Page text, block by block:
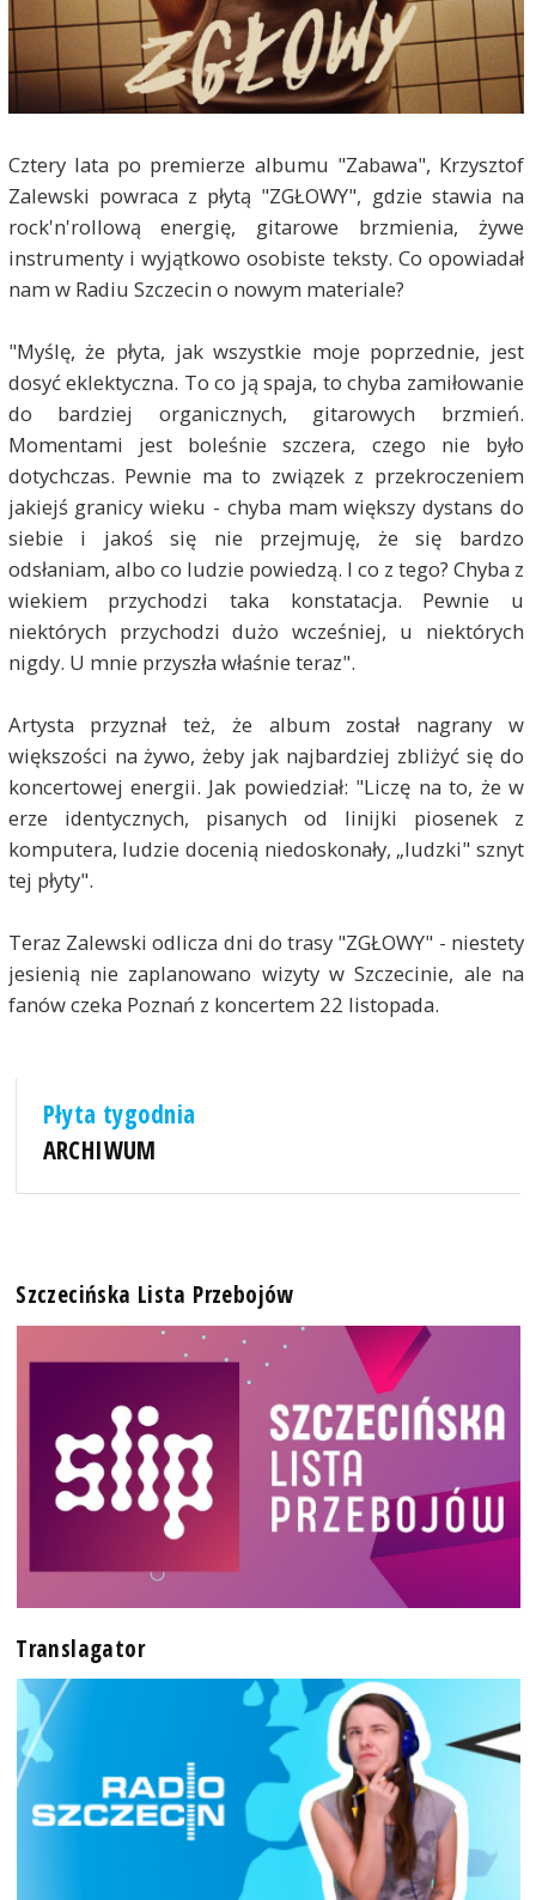
Cztery lata po premierze albumu "Zabawa", Krzysztof
Zalewski powraca z płytą "ZGŁOWY", gdzie stawia na
rock'n'rollową energię, gitarowe brzmienia, żywe
instrumenty i wyjątkowo osobiste teksty. Co opowiadał
nam w Radiu Szczecin o nowym materiale?
"Myślę, że płyta, jak wszystkie moje poprzednie, jest
dosyć eklektyczna. To co ją spaja, to chyba zamiłowanie
do bardziej organicznych, gitarowych brzmień.
Momentami jest boleśnie szczera, czego nie było
dotychczas. Pewnie ma to związek z przekroczeniem
jakiejś granicy wieku - chyba mam większy dystans do
siebie i jakoś się nie przejmuję, że się bardzo
odsłaniam, albo co ludzie powiedzą. I co z tego? Chyba z
wiekiem przychodzi taka konstatacja. Pewnie u
niektórych przychodzi dużo wcześniej, u niektórych
nigdy. U mnie przyszła właśnie teraz".
Artysta przyznał też, że album został nagrany w
większości na żywo, żeby jak najbardziej zbliżyć się do
koncertowej energii. Jak powiedział: "Liczę na to, że w
erze identycznych, pisanych od linijki piosenek z
komputera, ludzie docenią niedoskonały, „ludzki" sznyt
tej płyty".
Teraz Zalewski odlicza dni do trasy "ZGŁOWY" - niestety
jesienią nie zaplanowano wizyty w Szczecinie, ale na
fanów czeka Poznań z koncertem 22 listopada.
Płyta tygodnia
ARCHIWUM
Szczecińska Lista Przebojów
Translagator